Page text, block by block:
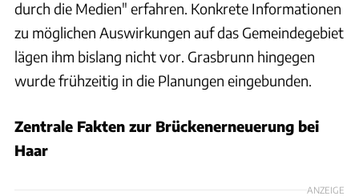
durch die Medien" erfahren. Konkrete Informationen
zu möglichen Auswirkungen auf das Gemeindegebiet
lägen ihm bislang nicht vor. Grasbrunn hingegen
wurde frühzeitig in die Planungen eingebunden.
Zentrale Fakten zur Brückenerneuerung bei
Haar
ANZEIGE